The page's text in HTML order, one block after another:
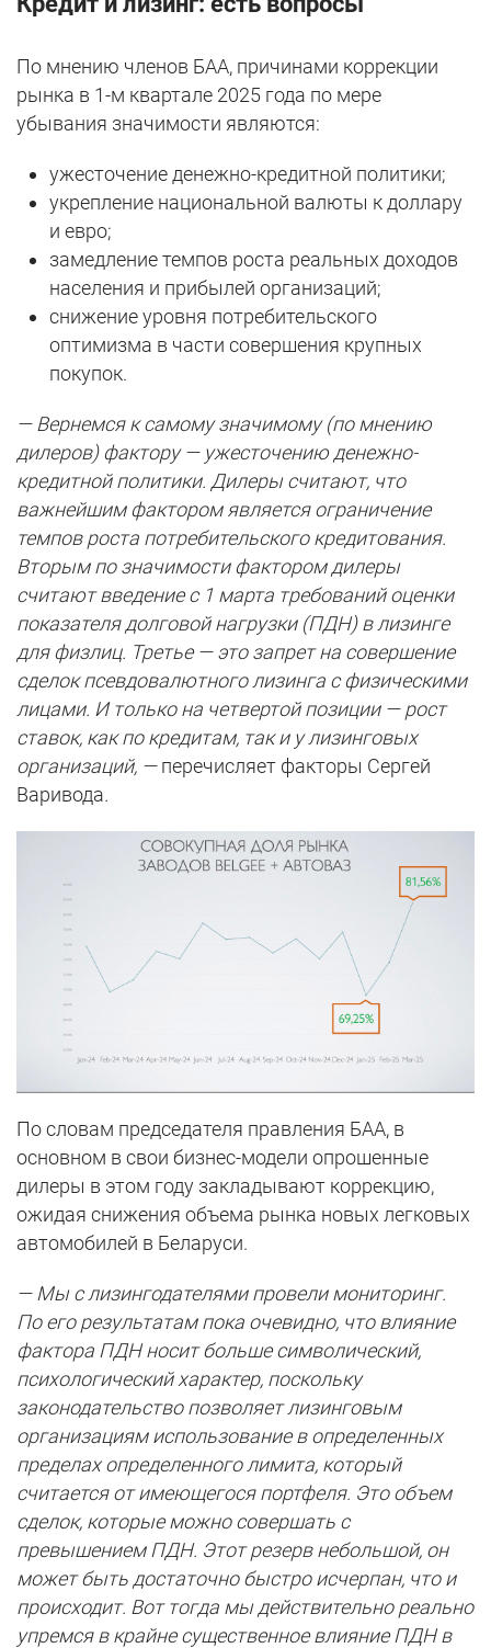
По мнению членов БАА, причинами коррекции
рынка в 1-м квартале 2025 года по мере
убывания значимости являются:
ужесточение денежно-кредитной политики;
укрепление национальной валюты к доллару
и евро;
замедление темпов роста реальных доходов
населения и прибылей организаций;
снижение уровня потребительского
оптимизма в части совершения крупных
покупок.
— Вернемся к самому значимому (по мнению
дилеров) фактору — ужесточению денежно-
кредитной политики. Дилеры считают, что
важнейшим фактором является ограничение
темпов роста потребительского кредитования.
Вторым по значимости фактором дилеры
считают введение с 1 марта требований оценки
показателя долговой нагрузки (ПДН) в лизинге
для физлиц. Третье — это запрет на совершение
сделок псевдовалютного лизинга с физическими
лицами. И только на четвертой позиции — рост
ставок, как по кредитам, так и у лизинговых
организаций, —перечисляет факторы Сергей
Варивода.
По словам председателя правления БАА, в
основном в свои бизнес-модели опрошенные
дилеры в этом году закладывают коррекцию,
ожидая снижения объема рынка новых легковых
автомобилей в Беларуси.
— Мы с лизингодателями провели мониторинг.
По его результатам пока очевидно, что влияние
фактора ПДН носит больше символический,
психологический характер, поскольку
законодательство позволяет лизинговым
организациям использование в определенных
пределах определенного лимита, который
считается от имеющегося портфеля. Это объем
сделок, которые можно совершать с
превышением ПДН. Этот резерв небольшой, он
может быть достаточно быстро исчерпан, что и
происходит. Вот тогда мы действительно реально
упремся в крайне существенное влияние ПДН в